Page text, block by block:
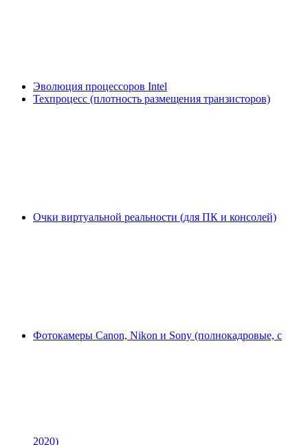
Эволюция процессоров Intel
Техпроцесс (плотность размещения транзисторов)
Очки виртуальной реальности (для ПК и консолей)
Фотокамеры Canon, Nikon и Sony (полнокадровые, с
2020)